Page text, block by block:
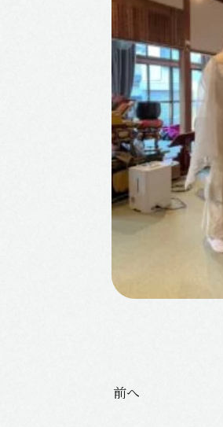
投
前へ